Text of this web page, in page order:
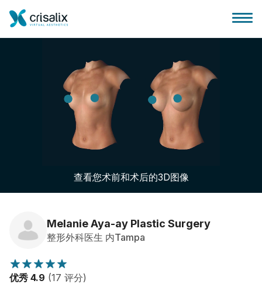
外科医生之家
客户评价
查看您术前和术后的3D图像
Melanie Aya-ay Plastic Surgery
整形外科医生 内Tampa
优秀 4.9 (17 评分)